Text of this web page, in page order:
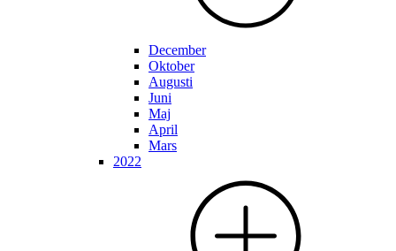
December
Oktober
Augusti
Juni
Maj
April
Mars
2022